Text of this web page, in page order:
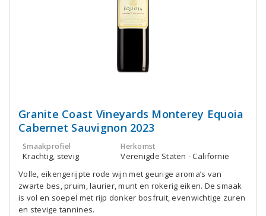
Granite Coast Vineyards Monterey Equoia
Cabernet Sauvignon 2023
Smaakprofiel
Krachtig, stevig
Herkomst
Verenigde Staten - Californië
Volle, eikengerijpte rode wijn met geurige aroma’s van
zwarte bes, pruim, laurier, munt en rokerig eiken. De smaak
is vol en soepel met rijp donker bosfruit, evenwichtige zuren
en stevige tannines.